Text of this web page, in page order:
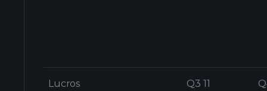
Lucros Q3 11
Lucros Q3 11